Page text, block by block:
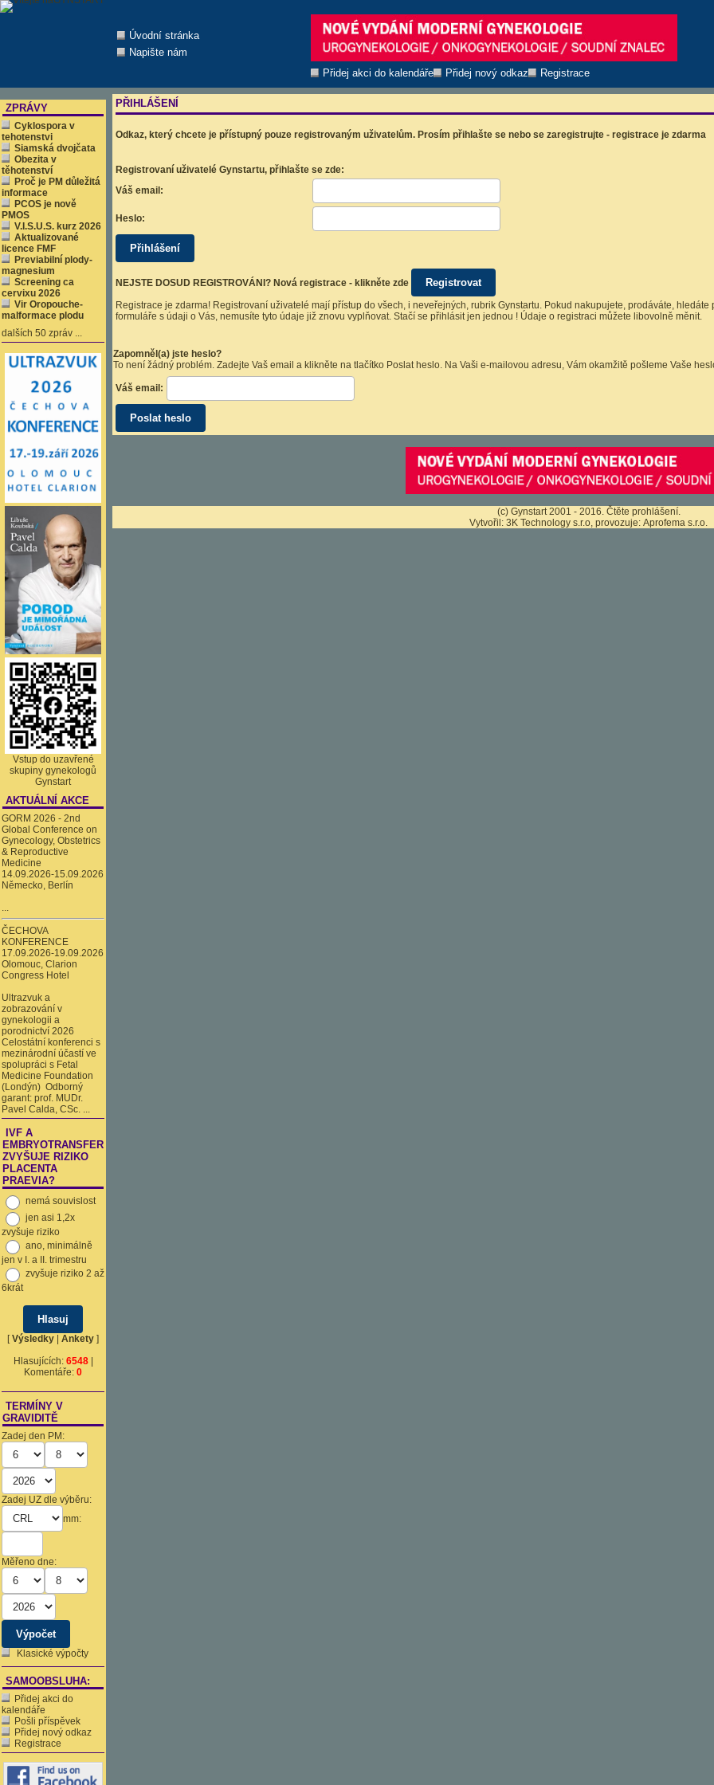
Úvodní stránka
Napište nám
Přidej akci do kalendáře
Přidej nový odkaz Registrace
ZPRÁVY
Cyklospora v
tehotenstvi
Siamská dvojčata
Obezita v
těhotenství
Proč je PM důležitá
informace
PCOS je nově
PMOS
V.I.S.U.S. kurz 2026
Aktualizované
licence FMF
Previabilní plody-
magnesium
Screening ca
cervixu 2026
Vir Oropouche-
malformace plodu
dalších 50 zpráv ...
Vstup do uzavřené
skupiny gynekologů
Gynstart
AKTUÁLNÍ AKCE
GORM 2026 - 2nd
Global Conference on
Gynecology, Obstetrics
& Reproductive
Medicine
14.09.2026-15.09.2026
Německo, Berlín
ČECHOVA
KONFERENCE
17.09.2026-19.09.2026
Olomouc, Clarion
Congress Hotel
Ultrazvuk a
zobrazování v
gynekologii a
porodnictví 2026
Celostátní konferenci s
mezinárodní účastí ve
spolupráci s Fetal
Medicine Foundation
(Londýn) Odborný
garant: prof. MUDr.
Pavel Calda, CSc. ...
IVF A
EMBRYOTRANSFER
ZVYŠUJE RIZIKO
PLACENTA
PRAEVIA?
nemá souvislost
jen asi 1,2x
zvyšuje riziko
ano, minimálně
jen v I. a II. trimestru
zvyšuje riziko 2 až
6krát
[Výsledky | Ankety ]
Hlasujících: 6548|
Komentáře: 0
TERMÍNY V
GRAVIDITĚ
Zadej den PM:
Zadej UZ dle výběru:
mm:
Měřeno dne:
Klasické výpočty
SAMOOBSLUHA:
Přidej akci do
kalendáře
Pošli příspěvek
Přidej nový odkaz
Registrace
PŘIHLÁŠENÍ
Odkaz, který chcete je přístupný pouze registrovaným uživatelům. Prosím přihlašte se nebo se zaregistrujte - registrace je zdarma
Registrovaní uživatelé Gynstartu, přihlašte se zde:
Váš email:
Heslo:
NEJSTE DOSUD REGISTROVÁNI? Nová registrace - klikněte zde
Registrace je zdarma! Registrovaní uživatelé mají přístup do všech, i neveřejných, rubrik Gynstartu. Pokud nakupujete, prodáváte,
formuláře s údaji o Vás, nemusíte tyto údaje již znovu vyplňovat. Stačí se přihlásit jen jednou ! Údaje o registraci můžete libovolně měnit.
Zapomněl(a) jste heslo?
To není žádný problém. Zadejte Vaš email a klikněte na tlačítko Poslat heslo. Na Vaši e-mailovou adresu, Vám okamžitě pošleme Vaše
Váš email:
(c) Gynstart 2001 - 2016. Čtěte prohlášení.
Vytvořil: 3K Technology s.r.o, provozuje: Aprofema s.r.o.